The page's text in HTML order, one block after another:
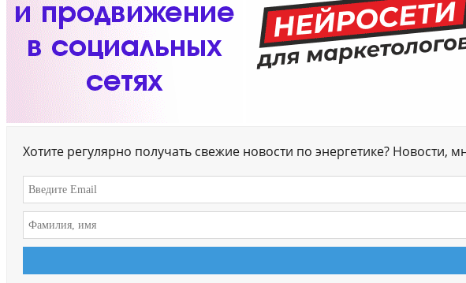
Хотите регулярно получать свежие новости по энергетике?